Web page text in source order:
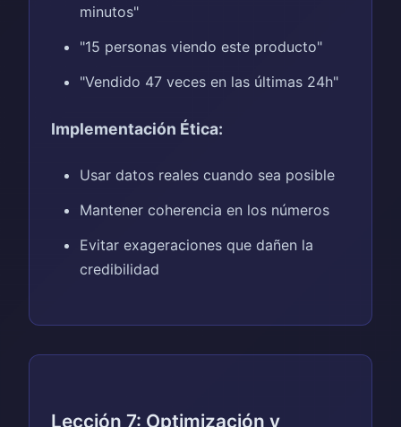
minutos"
"15 personas viendo este producto"
"Vendido 47 veces en las últimas 24h"
Implementación Ética:
Usar datos reales cuando sea posible
Mantener coherencia en los números
Evitar exageraciones que dañen la
credibilidad
Lección 7: Optimización y